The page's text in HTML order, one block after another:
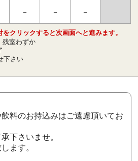
- - -
クリックすると次画面へと進みます。
残室わずか
下さい
料のお持込みはご遠慮頂いてお
下さいませ。
ます。